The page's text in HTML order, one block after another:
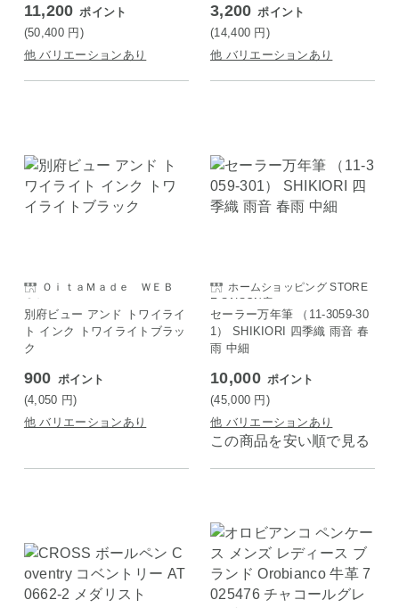
11,200 ポイント
(50,400 円 )
他 バリエーションあり
3,200 ポイント
(14,400 円 )
他 バリエーションあり
ＯｉｔａＭａｄｅ ＷＥＢ
Ｓｈｏｐ
別府ビュー アンド トワイライ
ト インク トワイライトブラッ
ク
900 ポイント
(4,050 円)
他 バリエーションあり
ホームショッピング STORE
E SAISON店
セーラー万年筆 （11-3059-30
1） SHIKIORI 四季織 雨音 春
雨 中細
10,000 ポイント
(45,000 円 )
他 バリエーションあり
この商品を安い順で見る